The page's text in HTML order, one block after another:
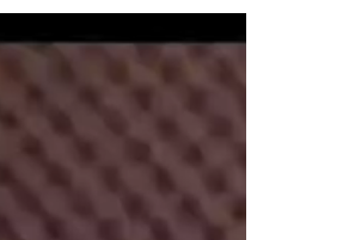
الفيديو